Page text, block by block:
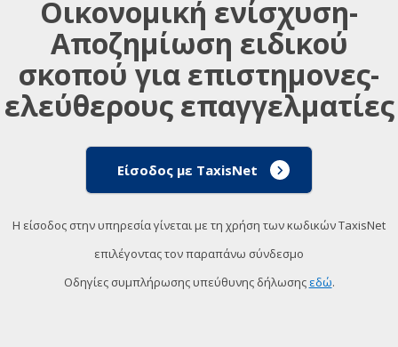
Οικονομική ενίσχυση-
Αποζημίωση ειδικού
σκοπού για επιστημονες-
ελεύθερους επαγγελματίες
Είσοδος με TaxisNet
Η είσοδος στην υπηρεσία γίνεται με τη χρήση των κωδικών TaxisNet
επιλέγοντας τον παραπάνω σύνδεσμο
Οδηγίες συμπλήρωσης υπεύθυνης δήλωσης εδώ.